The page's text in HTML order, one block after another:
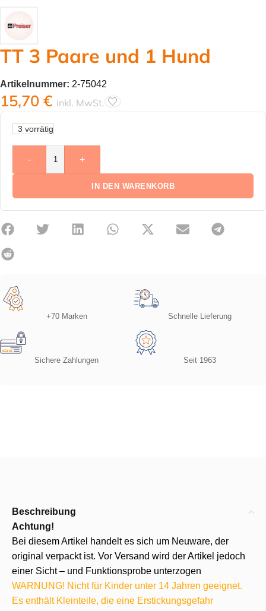
TT 3 Paare und 1 Hund
Artikelnummer: 2-75042
15,70 € inkl. MwSt.
3 vorrätig
- +
IN DEN WARENKORB
+70 Marken Schnelle Lieferung
Sichere Zahlungen Seit 1963
Beschreibung
Achtung!
Bei diesem Artikel handelt es sich um Neuware, der
original verpackt ist. Vor Versand wird der Artikel jedoch
einer Sicht – und Funktionsprobe unterzogen
WARNUNG! Nicht für Kinder unter 14 Jahren geeignet.
Es enthält Kleinteile, die eine Erstickungsgefahr